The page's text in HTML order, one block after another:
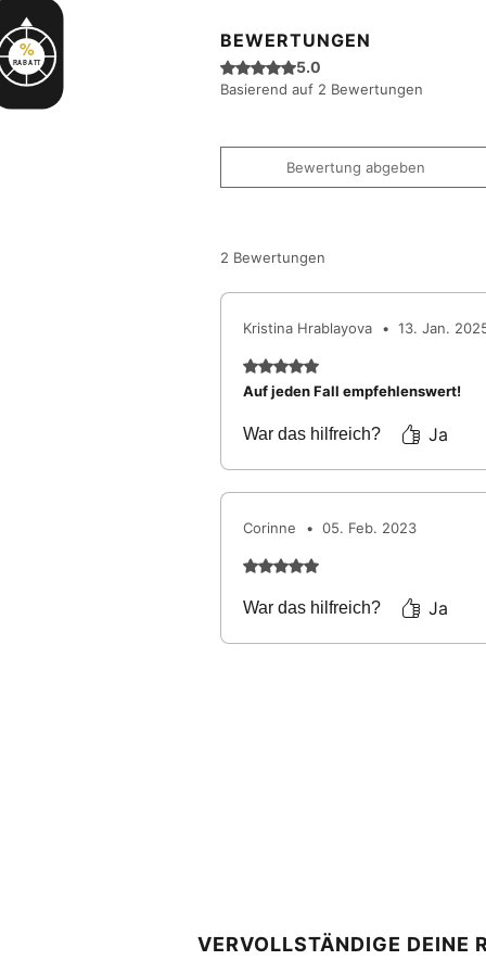
%
RABATT
BEWERTUNGEN
Mit 5 von 5 Sternen bewertet.
5.0
Basierend auf 2 Bewertungen
Bewertung abgeben
2 Bewertungen
Kristina Hrablayova • 13. Jan.
Mit 5 von 5 Sternen bewertet.
Auf jeden Fall empfehlenswert!
War das hilfreich? Ja
Corinne • 05. Feb. 2023
Mit 5 von 5 Sternen bewertet.
War das hilfreich? Ja
VERVOLLSTÄNDIGE DEINE